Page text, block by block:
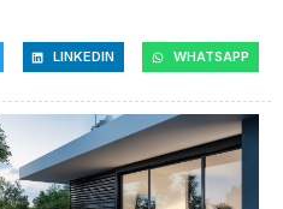
LINKEDIN WHATSAPP